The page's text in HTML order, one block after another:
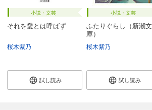
小説・文芸
それを愛とは呼ばず
桜木紫乃
試し読み
小説・文芸
ふたりぐらし（新潮文
庫）
桜木紫乃
試し読み